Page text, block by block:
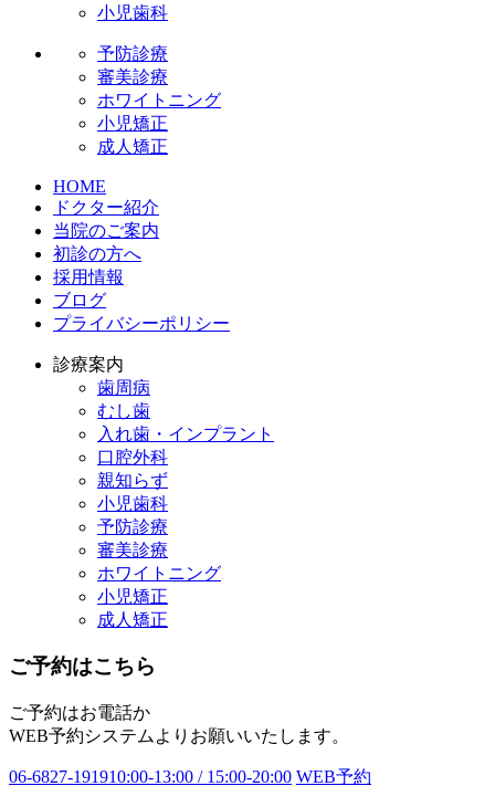
小児歯科
予防診療
審美診療
ホワイトニング
小児矯正
成人矯正
HOME
ドクター紹介
当院のご案内
初診の方へ
採用情報
ブログ
プライバシーポリシー
診療案内
歯周病
むし歯
入れ歯・インプラント
口腔外科
親知らず
小児歯科
予防診療
審美診療
ホワイトニング
小児矯正
成人矯正
ご予約はこちら
ご予約はお電話か
WEB予約システムよりお願いいたします。
06-6827-191910:00-13:00 / 15:00-20:00 WEB予約